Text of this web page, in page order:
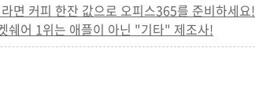
면 커피 한잔 값으로 오피스365를 준비하세요!
어 1위는 애플이 아닌 "기타" 제조사!